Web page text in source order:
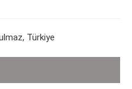
Türkiye